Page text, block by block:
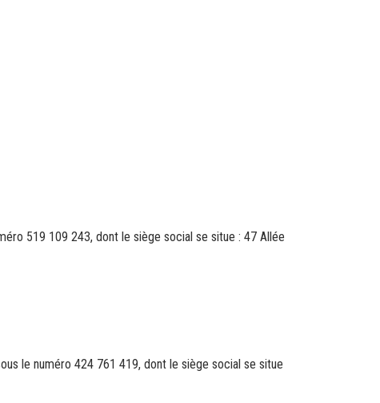
519 109 243, dont le siège social se situe : 47 Allée
le numéro 424 761 419, dont le siège social se situe